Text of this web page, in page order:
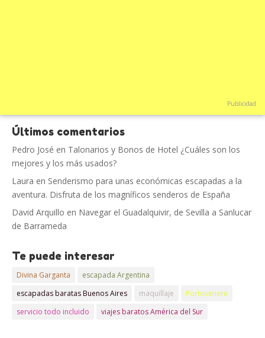
Publicidad
Últimos comentarios
Pedro José en Talonarios y Bonos de Hotel ¿Cuáles son los
mejores y los más usados?
Laura en Senderismo para unas económicas escapadas a la
aventura. Disfruta de los magníficos senderos de España
David Arquillo en Navegar el Guadalquivir, de Sevilla a Sanlucar
de Barrameda
Te puede interesar
Divina Garganta
escapada Argentina
escapadas baratas Buenos Aires
maquillaje
Portovenere
servicio todo incluido
viajes baratos América del Sur